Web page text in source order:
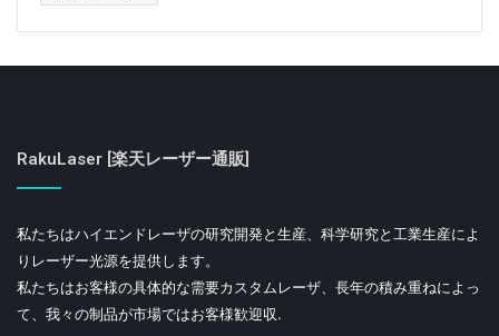
RakuLaser [楽天レーザー通販]
私たちはハイエンドレーザの研究開発と生産、科学研究と工業生産によ
りレーザー光源を提供します。
私たちはお客様の具体的な需要カスタムレーザ、長年の積み重ねによっ
て、我々の制品が市場ではお客様歓迎収.